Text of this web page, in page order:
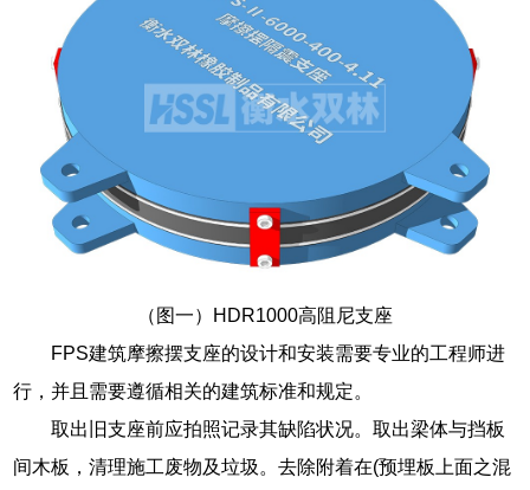
（图一）HDR1000高阻尼支座
FPS建筑摩擦摆支座的设计和安装需要专业的工程师进
行，并且需要遵循相关的建筑标准和规定。
取出旧支座前应拍照记录其缺陷状况。取出梁体与挡板
间木板，清理施工废物及垃圾。去除附着在(预埋板上面之混